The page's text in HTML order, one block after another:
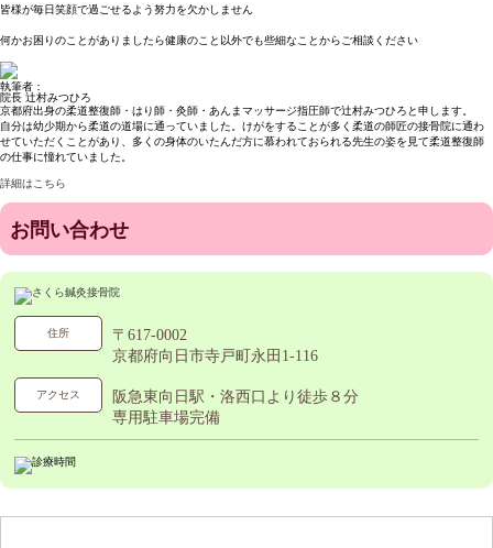
皆様が毎日笑顔で過ごせるよう努力を欠かしません
何かお困りのことがありましたら健康のこと以外でも些細なことからご相談ください
執筆者：
院長 辻村みつひろ
京都府出身の柔道整復師・はり師・灸師・あんまマッサージ指圧師で辻村みつひろと申します。
自分は幼少期から柔道の道場に通っていました。けがをすることが多く柔道の師匠の接骨院に通わ
せていただくことがあり、多くの身体のいたんだ方に慕われておられる先生の姿を見て柔道整復師
の仕事に憧れていました。
詳細はこちら
お問い合わせ
住所
〒617-0002
京都府向日市寺戸町永田1-116
アクセス
阪急東向日駅・洛西口より徒歩８分
専用駐車場完備